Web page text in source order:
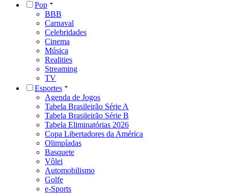
Pop
BBB
Carnaval
Celebridades
Cinema
Música
Realities
Streaming
TV
Esportes
Agenda de Jogos
Tabela Brasileirão Série A
Tabela Brasileirão Série B
Tabela Eliminatórias 2026
Copa Libertadores da América
Olimpíadas
Basquete
Vôlei
Automobilismo
Golfe
e-Sports